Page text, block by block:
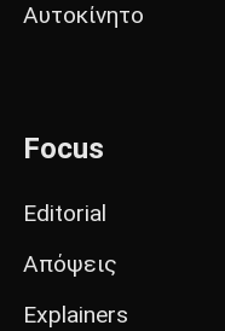
Αυτοκίνητο
Focus
Editorial
Απόψεις
Explainers